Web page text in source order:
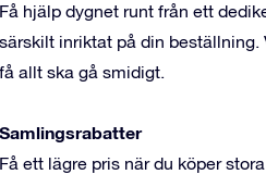
Få hjälp dygnet runt från ett
särskilt inriktat på din beställning.
få allt ska gå smidigt.
Samlingsrabatter
Få ett lägre pris när du köper